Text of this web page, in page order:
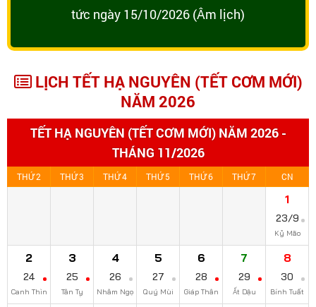
tức ngày 15/10/2026 (Âm lịch)
LỊCH TẾT HẠ NGUYÊN (TẾT CƠM MỚI)
NĂM 2026
TẾT HẠ NGUYÊN (TẾT CƠM MỚI) NĂM 2026 -
THÁNG 11/2026
THỨ 2 THỨ 3 THỨ 4 THỨ 5 THỨ 6 THỨ 7 CN
1
23/9
Kỷ Mão
2
24
Canh Thìn
3
25
Tân Tỵ
4
26
Nhâm Ngọ
5
27
Quý Mùi
6
28
Giáp Thân
7
29
Ất Dậu
8
30
Bính Tuất